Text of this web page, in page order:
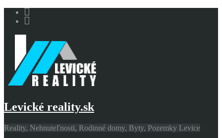
Levické reality.sk
Reality, Nehnuteľnosti, Rodinné domy, Byty, Pozemky Levice